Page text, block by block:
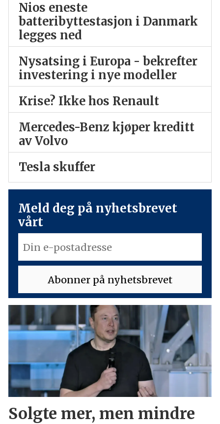
Nios eneste
batteribyttestasjon i Danmark
legges ned
Nysatsing i Europa - bekrefter
investering i nye modeller
Krise? Ikke hos Renault
Mercedes-Benz kjøper kreditt
av Volvo
Tesla skuffer
Meld deg på nyhetsbrevet
vårt
Solgte mer, men mindre